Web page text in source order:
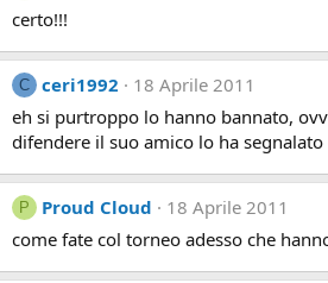
certo!!!
C ceri1992
18 Aprile 2011
eh si purtroppo lo hanno bannato,
difendere il suo amico lo ha segnalato
P Proud Cloud
18 Aprile 2011
come fate col torneo adesso che